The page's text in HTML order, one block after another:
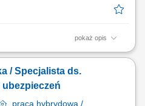
pokaż opis
własnego portfela klientów oraz
Prowadzenie spotkań
i stacjonarnej; Realizacja
/ Specjalista ds.
praca hybrydowa /